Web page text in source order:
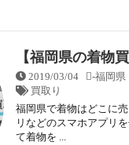
【福岡県の着物
2019/03/04 -福岡県
買取り
福岡県で着物はどこに
リなどのスマホアプリ
て着物を ...